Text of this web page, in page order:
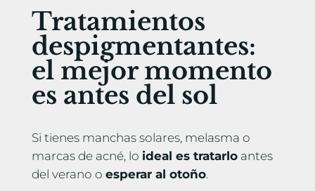
Tratamientos
despigmentantes:
el mejor momento
es antes del sol
Si tienes manchas solares, melasma o
marcas de acné, lo ideal es tratarloantes
del verano o esperar al otoño.